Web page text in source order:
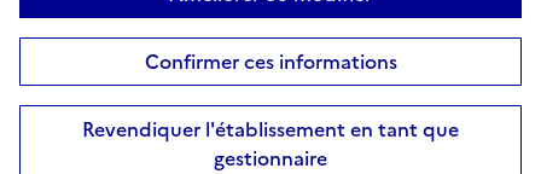
Confirmer ces informations
Revendiquer l'établissement en tant que
gestionnaire